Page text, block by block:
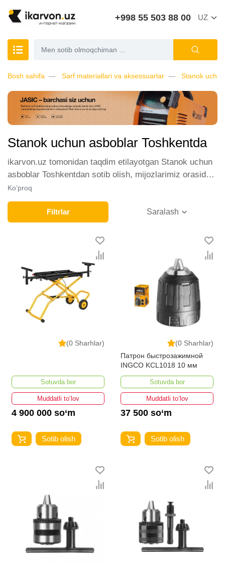
+998 55 503 88 00 UZ
Bosh sahifa Sarf materiallari va aksessuarlar Stanok
Stanok uchun asboblar Toshkentda
ikarvon.uz tomonidan taqdim etilayotgan Stanok uchun
asboblar Toshkentdan sotib olish, mijozlarimiz orasida
katta talabga ega. Biz ushbu toifadagi tovarlarni sotish
uchun eng yaxshi sharoitlarni ta'minlaymiz. Onlayn
do'konda Stanok uchun asboblar yetakchi ishlab
chiqaruvchilar va brendlar tomonidan taqdim etilgan
bo'lib, ularning ro'yxati doimiy ravishda kengayib
bormoqda. Biz butun mamlakat bo'ylab tovarlarni
istalgan miqdorda yetkazib beramiz. Bularning barchasi
O'zbekistondagi eng yaxshi narx bilan qo’shimcha
qilingan, ikarvon.uz dan Stanok uchun asboblar - bu
eng keng narxlar oralig'i. Va bu yerda Stanok uchun
asboblar toifasidagi har bir element uchun optimal narx
Ko‘proq
Filtrlar Saralash
(0 Sharhlar)
Sotuvda bor
Muddatli to‘lov
4 900 000 so‘m
Sotib olish
(0 Sharhlar)
Патрон быстрозажимной
INGCO KCL1018 10 мм
Sotuvda bor
Muddatli to‘lov
37 500 so‘m
Sotib olish